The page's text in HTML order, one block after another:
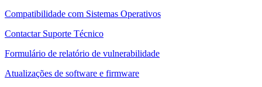
Compatibilidade com Sistemas Operativos
Contactar Suporte Técnico
Formulário de relatório de vulnerabilidade
Atualizações de software e firmware